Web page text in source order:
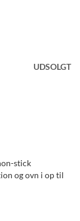
UDSOLGT
stick
og ovn i op til